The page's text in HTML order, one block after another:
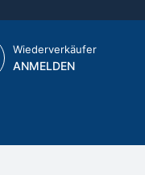
Wiederverkäufer
ANMELDEN